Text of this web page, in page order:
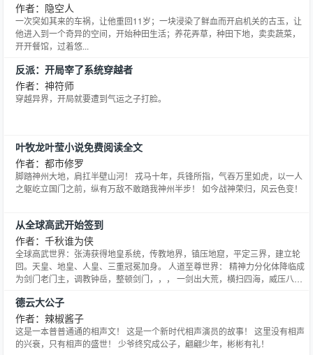
作者：隐空人
一次突如其来的车祸，让他重回11岁；一块浸染了鲜血而开启机关的古玉，让
他进入到一个奇异的空间，开始种田生活；养花弄草，种田下地，卖卖蔬菜，
开开餐馆，过着悠...
反派：开局宰了系统穿越者
作者：神符师
穿越异界，开局就要遭到气运之子打脸。
叶牧龙叶莹小说免费阅读全文
作者：都市修罗
脚踏神州大地，肩扛半壁山河！ 戎马十年，兵锋所指，气吞万里如虎，以一人
之躯屹立国门之前，纵有万敌不敢踏我神州半步！ 如今战神荣归，风云色变！
从全球高武开始签到
作者：千秋谁为侠
全球高武世界：张涛获得地皇系统，传教地界，镇压地窟，平定三界，建立轮
回。天皇、地皇、人皇、三重冠冕加身。 人道至尊世界： 精神力分化体降临成
为剑门老门主，调教钟岳，整顿剑门，，， 一剑出大荒，横扫四海，威压八
德云大公子
作者：辣椒酱子
这是一本普普通通的相声文！ 这是一个新时代相声演员的故事！ 这里没有相声
的兴衰，只有相声的盛世！ 少爷终究成公子，翩翩少年，彬彬有礼！